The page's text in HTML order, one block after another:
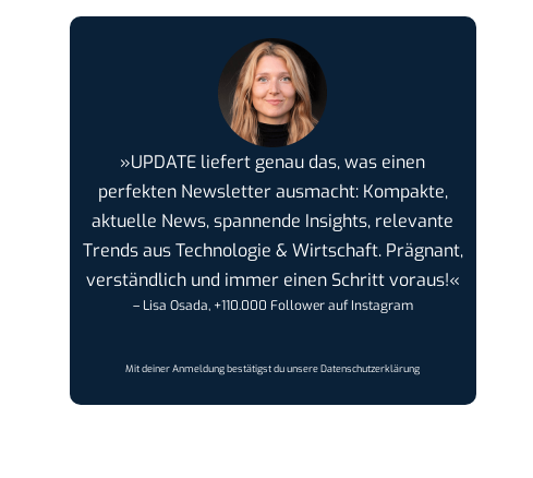
»UPDATE liefert genau das, was einen
perfekten Newsletter ausmacht: Kompakte,
aktuelle News, spannende Insights, relevante
Trends aus Technologie & Wirtschaft. Prägnant,
verständlich und immer einen Schritt voraus!«
– Lisa Osada, +110.000 Follower auf Instagram
Mit deiner Anmeldung bestätigst du unsereDatenschutzerklärung